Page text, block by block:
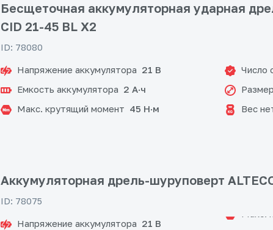
Бесщеточная аккумуляторная ударная
CID 21-45 BL X2
ID: 78080
Напряжение аккумулятора 21 В
Емкость аккумулятора 2 А·ч
Макс. крутящий момент 45 Н·м
Число
Вес
Аккумуляторная дрель-шуруповерт
ID: 78075
Напряжение аккумулятора 21 В